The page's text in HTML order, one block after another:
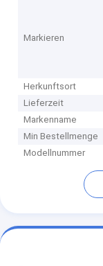
Markieren
Herkunftsort
Lieferzeit
Markenname
Min Bestellmenge
Modellnummer